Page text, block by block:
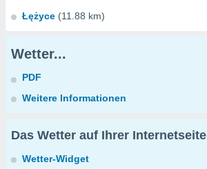
Łężyce (11.88 km)
Wetter...
PDF
Weitere Informationen
Das Wetter auf Ihrer Internetseite
Wetter-Widget